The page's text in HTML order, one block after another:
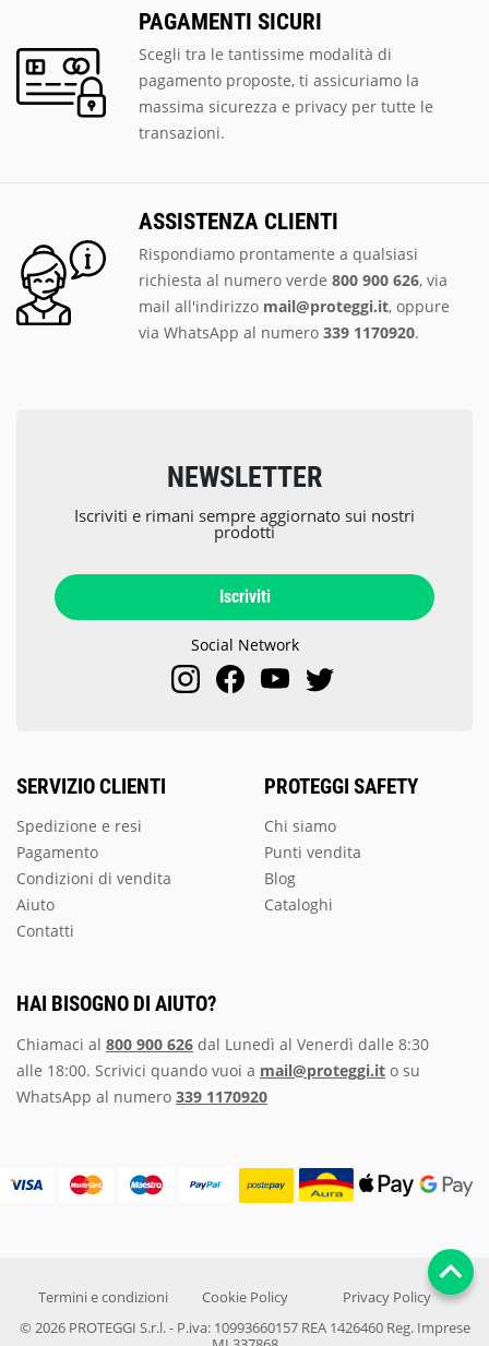
PAGAMENTI SICURI
Scegli tra le tantissime modalità di
pagamento proposte, ti assicuriamo la
massima sicurezza e privacy per tutte le
transazioni.
ASSISTENZA CLIENTI
Rispondiamo prontamente a qualsiasi
richiesta al numero verde 800 900 626, via
mail all'indirizzo mail@proteggi.it, oppure
via WhatsApp al numero 339 1170920.
SERVIZIO CLIENTI
Spedizione e resi
Pagamento
Condizioni di vendita
Aiuto
Contatti
PROTEGGI SAFETY
Chi siamo
Punti vendita
Blog
Cataloghi
NEWSLETTER
Iscriviti e rimani sempre aggiornato sui nostri
prodotti
Iscriviti
Social Network
HAI BISOGNO DI AIUTO?
Chiamaci al 800 900 626 dal Lunedì al Venerdì dalle 8:30
alle 18:00. Scrivici quando vuoi a mail@proteggi.it o su
WhatsApp al numero 339 1170920
© 2026 PROTEGGI S.r.l. - P.iva: 10993660157 REA 1426460 Reg. Imprese
Termini e condizioni Cookie Policy Privacy Policy